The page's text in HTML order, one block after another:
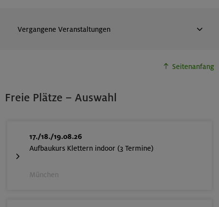
Vergangene Veranstaltungen
Alter
Preis für Mitglieder
Seitenanfang
Freie Plätze – Auswahl
17./18./19.08.26
Aufbaukurs Klettern indoor (3 Termine)
München